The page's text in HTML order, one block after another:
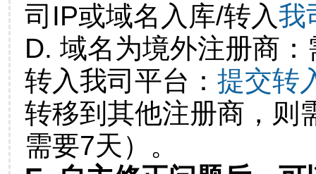
司IP或域名入库/转入我
D. 域名为境外注册商
转入我司平台： 提交转
转移到其他注册商，则
需要7天）。